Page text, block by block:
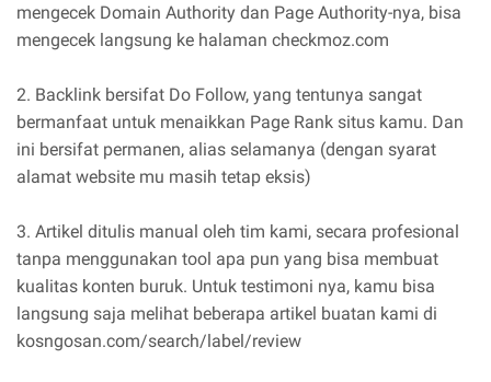
mengecek Domain Authority dan Page Authority-nya, bisa
mengecek langsung ke halaman checkmoz.com
2. Backlink bersifat Do Follow, yang tentunya sangat
bermanfaat untuk menaikkan Page Rank situs kamu. Dan
ini bersifat permanen, alias selamanya (dengan syarat
alamat website mu masih tetap eksis)
3. Artikel ditulis manual oleh tim kami, secara profesional
tanpa menggunakan tool apa pun yang bisa membuat
kualitas konten buruk. Untuk testimoni nya, kamu bisa
langsung saja melihat beberapa artikel buatan kami di
kosngosan.com/search/label/review